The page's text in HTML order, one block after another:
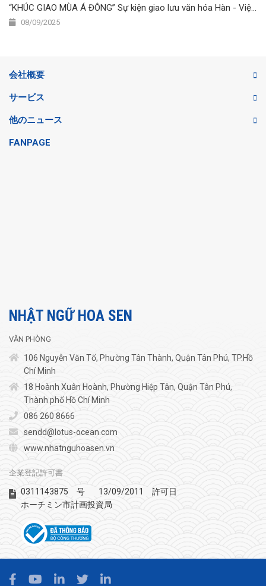
“KHÚC GIAO MÙA Á ĐÔNG” Sự kiện giao lưu văn hóa Hàn - Việt - Nhật
08/09/2025
会社概要
サービス
他のニュース
FANPAGE
NHẬT NGỮ HOA SEN
VĂN PHÒNG
106 Nguyễn Văn Tố, Phường Tân Thành, Quận Tân Phú, TP.Hồ
Chí Minh
18 Hoành Xuân Hoành, Phường Hiệp Tân, Quận Tân Phú,
Thành phố Hồ Chí Minh
086 260 8666
sendd@lotus-ocean.com
www.nhatnguhoasen.vn
企業登記許可書
0311143875 号 13/09/2011
許可日
ホーチミン市計画投資局